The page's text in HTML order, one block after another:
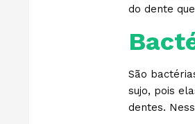
do dente
São
sujo, pois
dentes.